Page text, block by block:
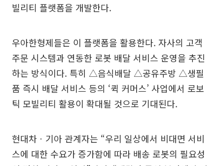
빌리티 플랫폼을 개발한다.
우아한형제들은 이 플랫폼을 활용한다. 자사의 고객
주문 시스템과 연동한 로봇 배달 서비스 운영을 추진
하는 방식이다. 특히 △음식배달 △공유주방 △생필
품 즉시 배달 서비스 등의 ‘퀵 커머스’ 사업에서 로보
틱 모빌리티 활용이 확대될 것으로 기대된다.
현대차ㆍ기아 관계자는 “우리 일상에서 비대면 서비
스에 대한 수요가 증가함에 따라 배송 로봇의 필요성